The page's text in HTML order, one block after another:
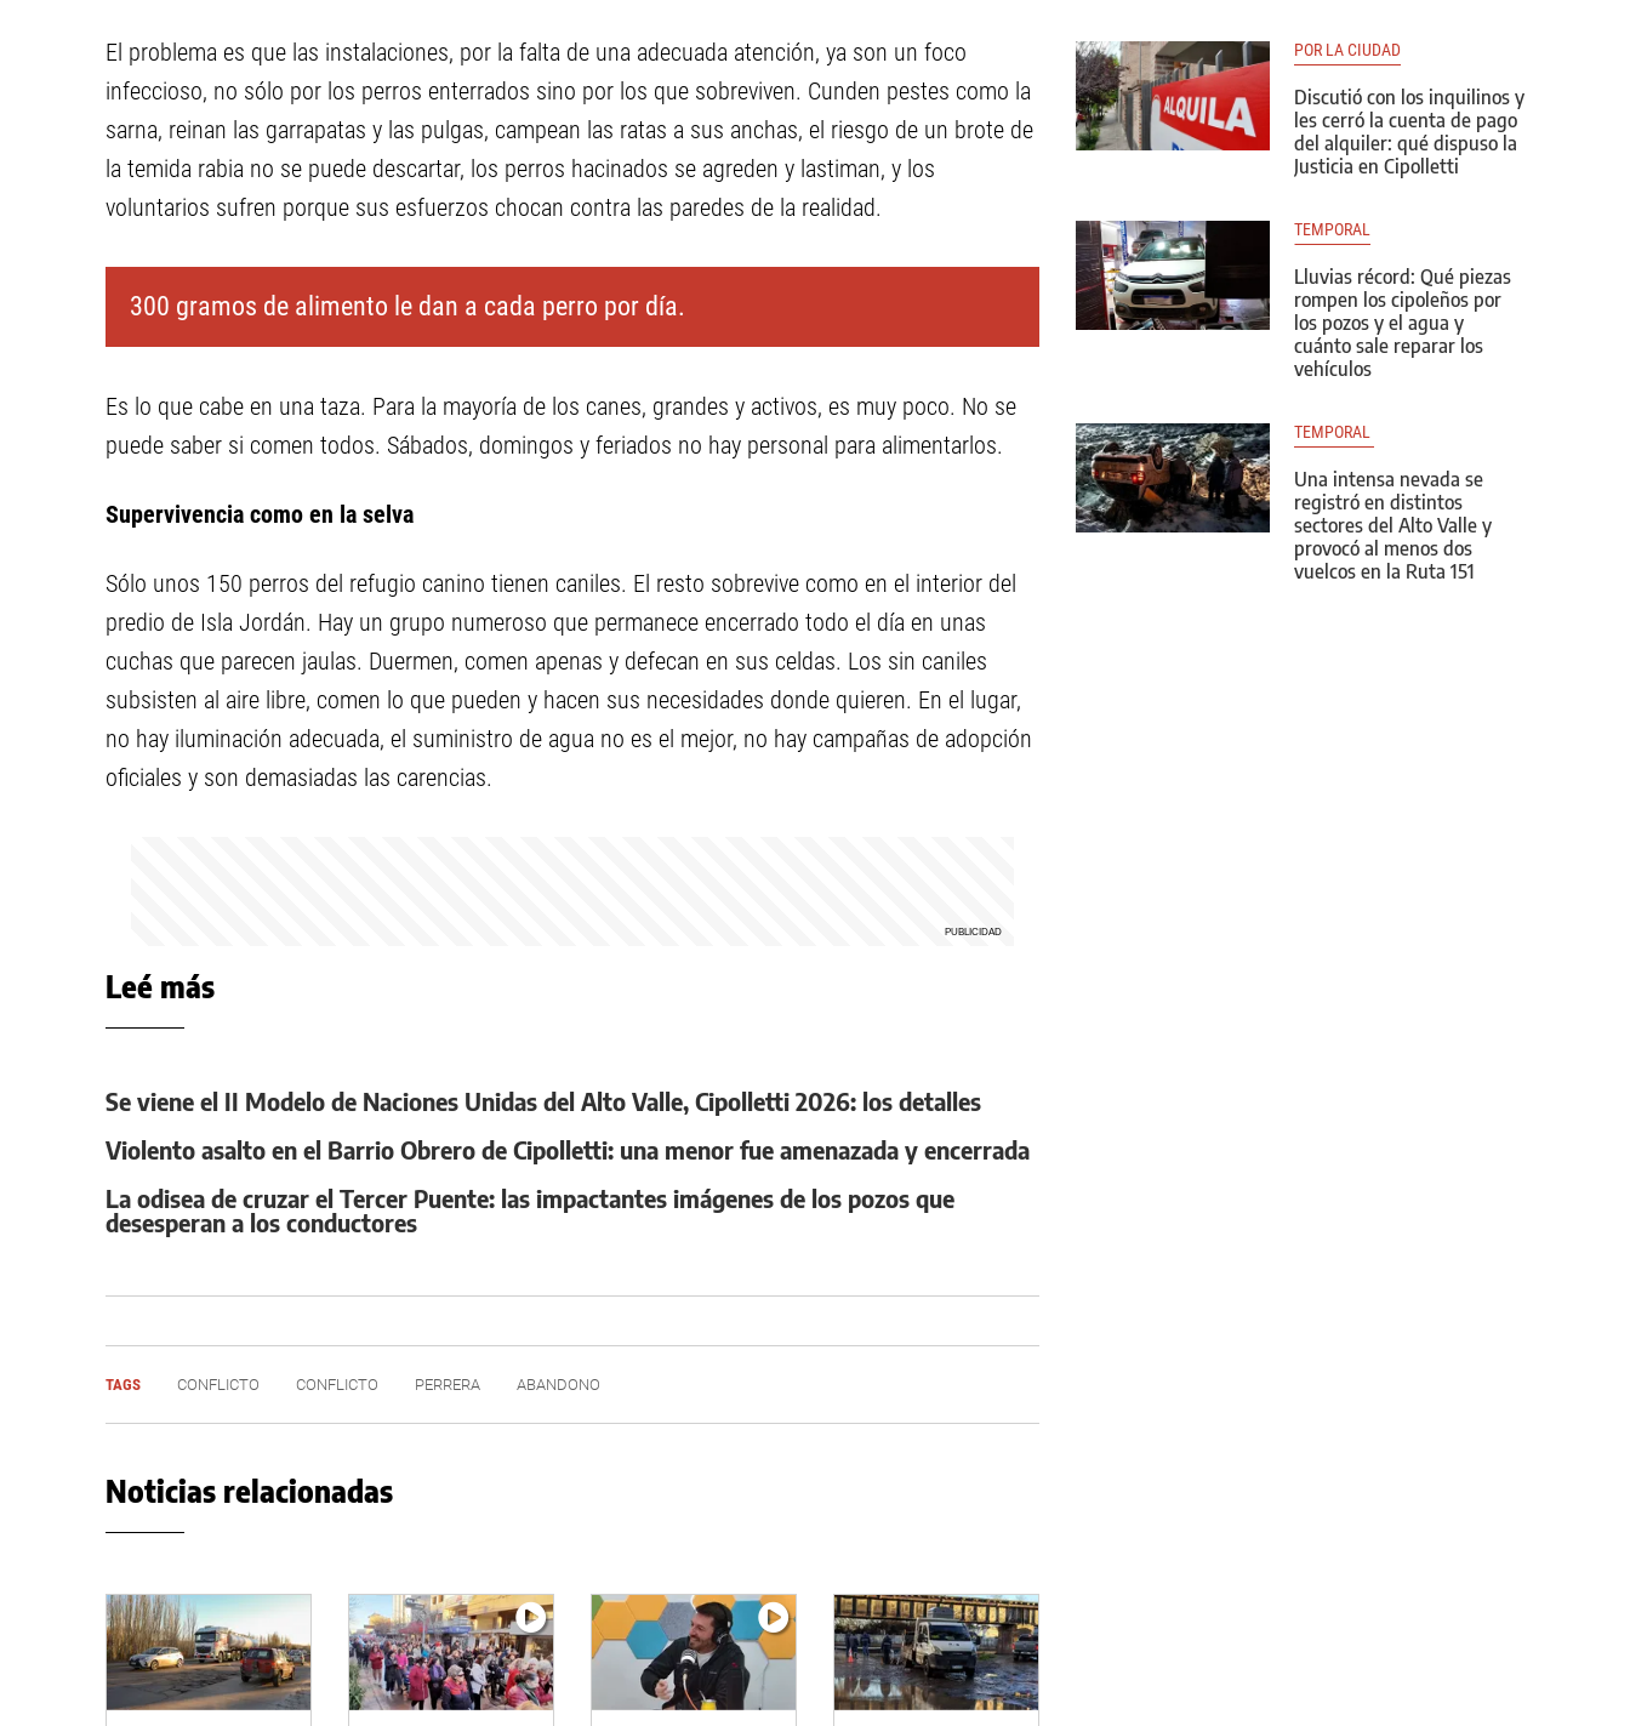
El problema es que las instalaciones, por la falta de una adecuada atención, ya son un foco
infeccioso, no sólo por los perros enterrados sino por los que sobreviven. Cunden pestes como la
sarna, reinan las garrapatas y las pulgas, campean las ratas a sus anchas, el riesgo de un brote de
la temida rabia no se puede descartar, los perros hacinados se agreden y lastiman, y los
voluntarios sufren porque sus esfuerzos chocan contra las paredes de la realidad.
300 gramos de alimento le dan a cada perro por día.
Es lo que cabe en una taza. Para la mayoría de los canes, grandes y activos, es muy poco. No se
puede saber si comen todos. Sábados, domingos y feriados no hay personal para alimentarlos.
Supervivencia como en la selva
Sólo unos 150 perros del refugio canino tienen caniles. El resto sobrevive como en el interior del
predio de Isla Jordán. Hay un grupo numeroso que permanece encerrado todo el día en unas
cuchas que parecen jaulas. Duermen, comen apenas y defecan en sus celdas. Los sin caniles
subsisten al aire libre, comen lo que pueden y hacen sus necesidades donde quieren. En el lugar,
no hay iluminación adecuada, el suministro de agua no es el mejor, no hay campañas de adopción
oficiales y son demasiadas las carencias.
Leé más
Se viene el II Modelo de Naciones Unidas del Alto Valle, Cipolletti 2026: los detalles
Violento asalto en el Barrio Obrero de Cipolletti: una menor fue amenazada y encerrada
La odisea de cruzar el Tercer Puente: las impactantes imágenes de los pozos que
desesperan a los conductores
TAGS CONFLICTO CONFLICTO PERRERA ABANDONO
Noticias relacionadas
POR LA CIUDAD
Discutió con los inquilinos y
les cerró la cuenta de pago
del alquiler: qué dispuso la
Justicia en Cipolletti
TEMPORAL
Lluvias récord: Qué piezas
rompen los cipoleños por
los pozos y el agua y
cuánto sale reparar los
vehículos
TEMPORAL
Una intensa nevada se
registró en distintos
sectores del Alto Valle y
provocó al menos dos
vuelcos en la Ruta 151